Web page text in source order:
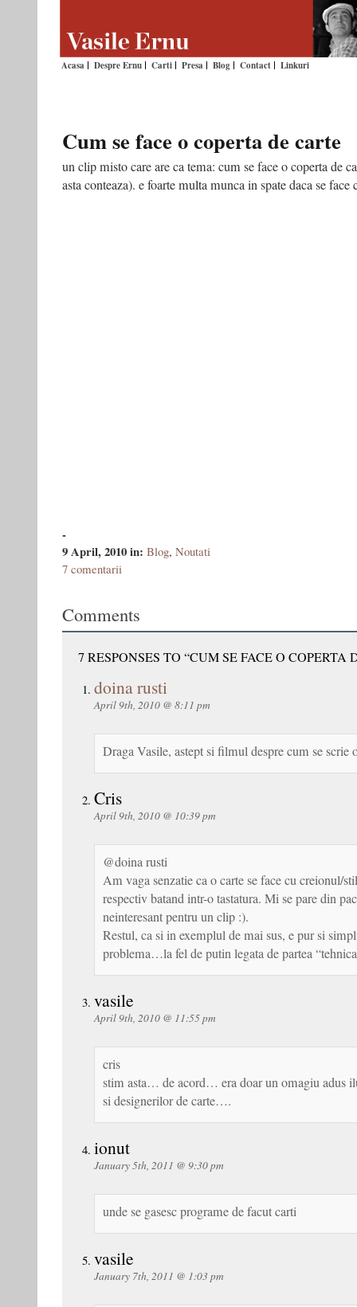
Acasa Despre Ernu Carti Presa Blog Contact Linkuri
Cum se face o coperta de carte
un clip misto care are ca tema: cum se face o coperta de
asta conteaza). e foarte multa munca in spate daca se
-
9 April, 2010in: Blog, Noutati
7 comentarii
Comments
7 RESPONSES TO “CUM SE FACE O COPERTA
doina rusti
April 9th, 2010 @ 8:11 pm
Draga Vasile, astept si filmul despre cum se scrie
Cris
April 9th, 2010 @ 10:39 pm
@doina rusti
Am vaga senzatie ca o carte se face cu creionul/
respectiv batand intr-o tastatura. Mi se pare din
neinteresant pentru un clip :).
Restul, ca si in exemplul de mai sus, e pur si
problema…la fel de putin legata de partea
vasile
April 9th, 2010 @ 11:55 pm
cris
stim asta… de acord… era doar un omagiu adus
si designerilor de carte….
ionut
January 5th, 2011 @ 9:30 pm
unde se gasesc programe de facut carti
vasile
January 7th, 2011 @ 1:03 pm